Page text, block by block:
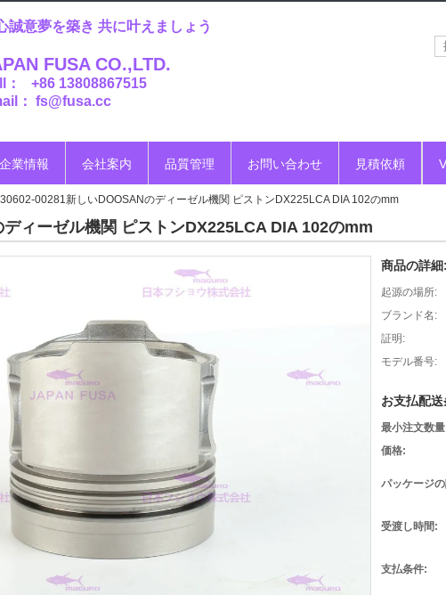
誠意夢を築き 共に叶えましょう
FUSA CO.,LTD.
： +86 13808867515
： fs@fusa.cc
企業情報 会社案内 品質管理 お問い合わせ 見積依頼
00281新しいDOOSANのディーゼル機関 ピストンDX225LCA DIA 102のmm
ィーゼル機関 ピストンDX225LCA DIA 102のmm
商品の詳細:
起源の場所:
ブランド名:
証明:
モデル番号:
お支払配
最小注文数
価格:
パッケージ
受渡し時間:
支払条件: